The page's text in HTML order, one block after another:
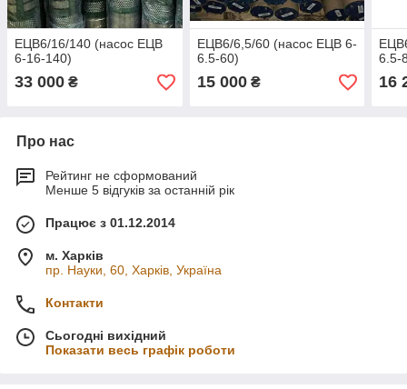
ЕЦВ6/16/140 (насос ЕЦВ
6-16-140)
33 000 ₴
ЕЦВ6/6,5/60 (насос ЕЦВ 6-
6.5-60)
15 000₴
6.5-
16
Про нас
Рейтинг не сформований
Менше 5 відгуків за останній рік
Працює з 01.12.2014
м. Харків
пр. Науки, 60, Харків, Україна
Контакти
Сьогодні вихідний
Показати весь графік роботи